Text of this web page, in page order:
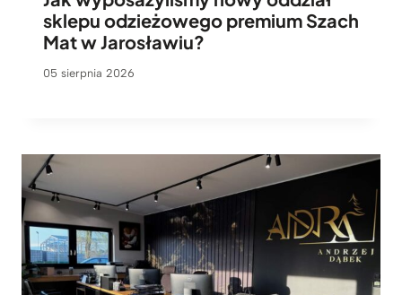
sklepu odzieżowego premium Szach
Mat w Jarosławiu?
05 sierpnia 2026